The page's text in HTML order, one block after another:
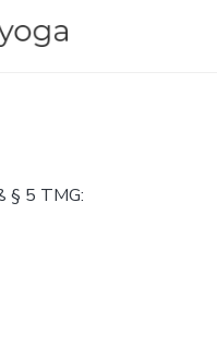
§ 5 TMG: